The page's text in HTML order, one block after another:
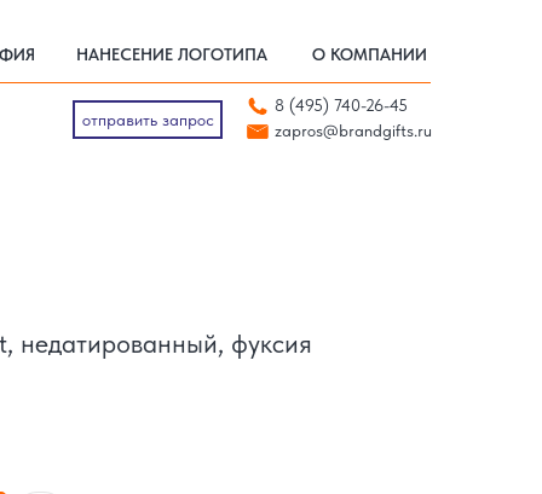
zapros@brandgifts.ru
отправить запрос 8 (495) 740-26-45
НАНЕСЕНИЕ ЛОГОТИПА О КОМПАНИИ
zapros@brandgifts.ru
отправить запрос
недатированный, фуксия